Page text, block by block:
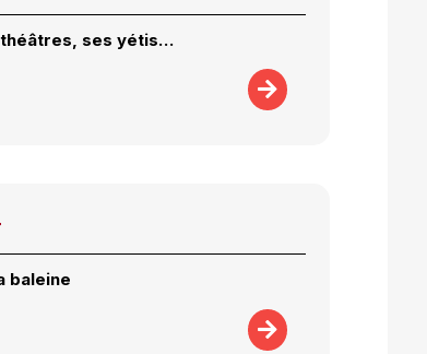
ses yétis…
baleine